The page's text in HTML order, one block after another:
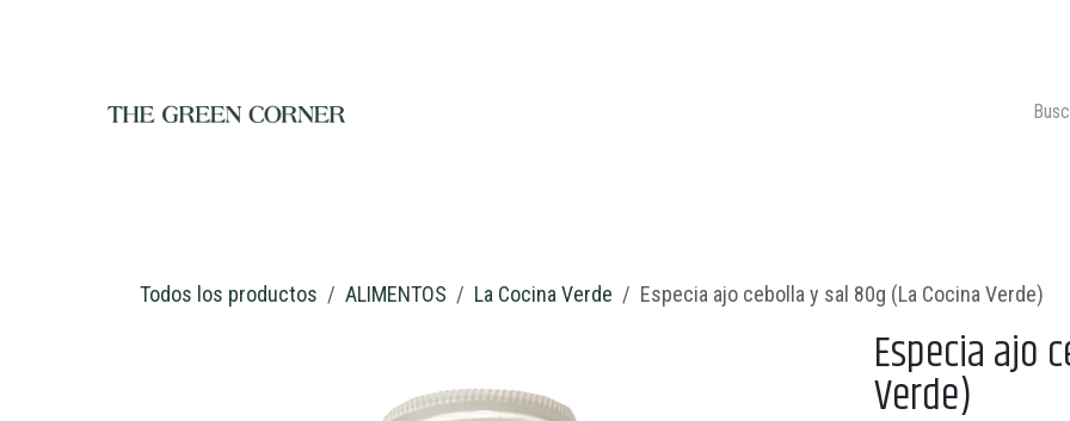
Todos los productos ALIMENTOS La Cocina Verde Especia ajo cebolla y sal 80g (La Cocina Verde)
Especia ajo
Verde)